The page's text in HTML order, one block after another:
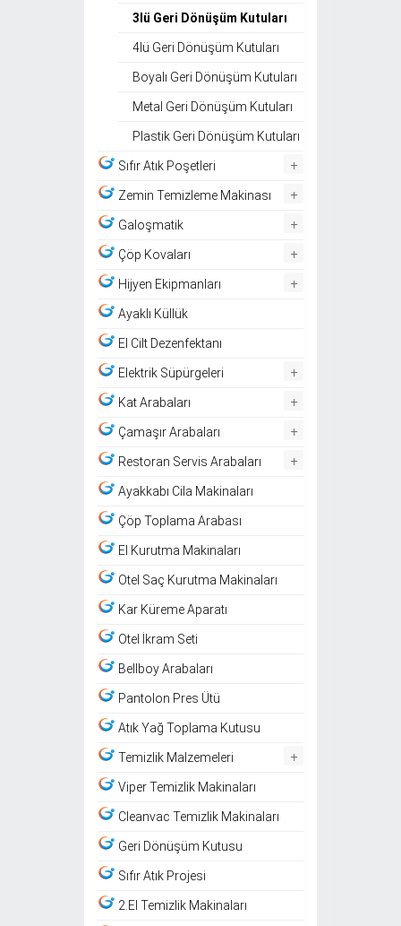
3lü Geri Dönüşüm Kutuları
4lü Geri Dönüşüm Kutuları
Boyalı Geri Dönüşüm Kutuları
Metal Geri Dönüşüm Kutuları
Plastik Geri Dönüşüm Kutuları
Sıfır Atık Poşetleri +
Zemin Temizleme Makinası +
Galoşmatik +
Çöp Kovaları +
Hijyen Ekipmanları +
Ayaklı Küllük
El Cilt Dezenfektanı
Elektrik Süpürgeleri +
Kat Arabaları +
Çamaşır Arabaları +
Restoran Servis Arabaları +
Ayakkabı Cila Makinaları
Çöp Toplama Arabası
El Kurutma Makinaları
Otel Saç Kurutma Makinaları
Kar Küreme Aparatı
Otel İkram Seti
Bellboy Arabaları
Pantolon Pres Ütü
Atık Yağ Toplama Kutusu
Temizlik Malzemeleri +
Viper Temizlik Makinaları
Cleanvac Temizlik Makinaları
Geri Dönüşüm Kutusu
Sıfır Atık Projesi
2.El Temizlik Makinaları